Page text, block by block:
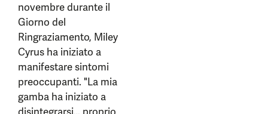
novembre durante il
Giorno del
Ringraziamento, Miley
Cyrus ha iniziato a
manifestare sintomi
preoccupanti. "La mia
gamba ha iniziato a